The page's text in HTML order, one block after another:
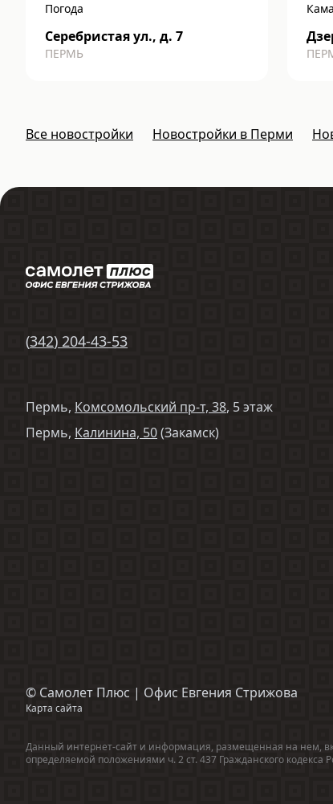
Погода
Серебристая ул., д. 7
ПЕРМЬ
Все новостройки Новостройки в Перми
(342) 204-43-53
Пермь, Комсомольский пр-т, 38, 5 этаж
Пермь, Калинина, 50(Закамск)
© Самолет Плюс | Офис Евгения Стрижова
Карта сайта
Данный интернет-сайт и информация, размещенная на нем,
определяемой положениями ч. 2 ст. 437 Гражданского кодекса